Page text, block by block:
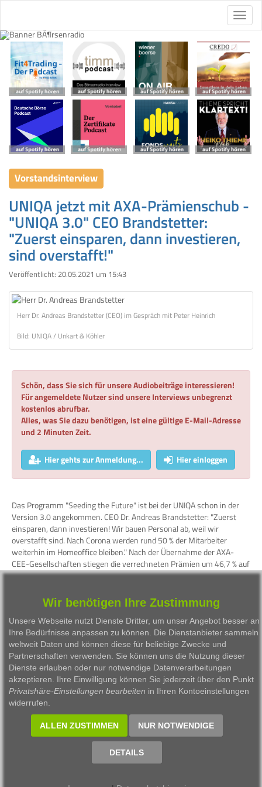
Vorstandsinterview
UNIQA jetzt mit AXA-Prämienschub -
"UNIQA 3.0" CEO Brandstetter:
"Zuerst einsparen, dann investieren,
sind overstafft!"
Veröffentlicht: 20.05.2021 um 15:43
Herr Dr. Andreas Brandstetter (CEO) im Gespräch mit Peter Heinrich
Bild: UNIQA / Unkart & Köhler
Schön, dass Sie sich für unsere Audiobeiträge interessieren!
Für angemeldete Nutzer sind unsere Interviews unbegrenzt
kostenlos abrufbar.
Alles, was Sie dazu benötigen, ist eine gültige E-Mail-Adresse
und 2 Minuten Zeit.
Hier gehts zur Anmeldung... Hier einloggen
Das Programm "Seeding the Future" ist bei der UNIQA schon in der
Version 3.0 angekommen. CEO Dr. Andreas Brandstetter: "Zuerst
einsparen, dann investieren! Wir bauen Personal ab, weil wir
overstafft sind. Nach Corona werden rund 50 % der Mitarbeiter
weiterhin im Homeoffice bleiben." Nach der Übernahme der AXA-
CEE-Gesellschaften stiegen die verrechneten Prämien um 46,7 % auf
627 Mio. Euro. Das Konzernergebnis steigt im 1. Quartal 2021 auf
Geschäft. Mit einem Kapitalanlageergebnis von über 150 Mio. Euro
übertraf die Uniqa Insurance Group die Erwartungen der
Finanzexperten deutlich, die im Schnitt mit 133 Mio. Euro rechneten.
Was bedeutet es, dass die Solvency II Quote bei 195 % liegt?
WKN
Person Firma Serie
Besprochene Wertpapiere:
928900
UNIQA VERSICHERUNGEN AG AT0000821103
Wir benötigen Ihre Zustimmung
Unsere Webseite nutzt Dienste Dritter, um unser Angebot besser an
Ihre Bedürfnisse anpassen zu können. Die Dienstanbieter sammeln
weltweit Daten und können diese für beliebige Zwecke und
Partnerschaften verwenden. Sie können uns die Nutzung dieser
Dienste erlauben oder nur notwendige Datenverarbeitungen
akzeptieren. Ihre Einwilligung können Sie jederzeit über den Punkt
Privatshäre-Einstellungen bearbeiten in Ihren Kontoeinstellungen
widerrufen.
ALLEN ZUSTIMMEN NUR NOTWENDIGE
DETAILS